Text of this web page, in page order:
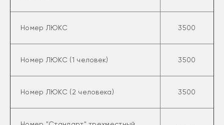
Номер ЛЮКС 3500
Номер ЛЮКС (1 человек) 3500
Номер ЛЮКС (2 человека) 3500